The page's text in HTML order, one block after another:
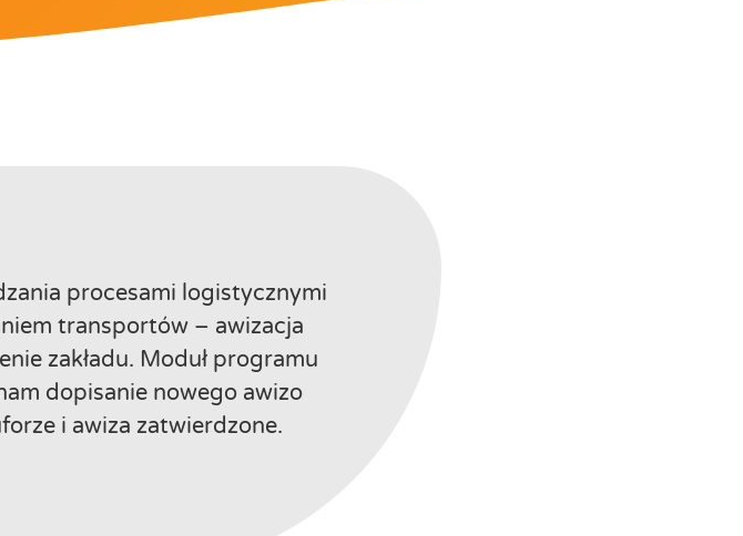
procesami logistycznymi
transportów – awizacja
zakładu. Moduł programu
dopisanie nowego awizo
i awiza zatwierdzone.